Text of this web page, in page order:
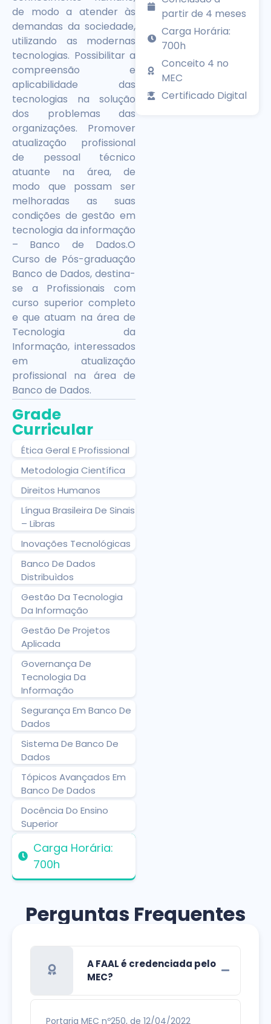
de modo a atender às
demandas da sociedade,
utilizando as modernas
tecnologias. Possibilitar a
compreensão e
aplicabilidade das
tecnologias na solução
dos problemas das
organizações. Promover
atualização profissional
de pessoal técnico
atuante na área, de
modo que possam ser
melhoradas as suas
condições de gestão em
tecnologia da informação
– Banco de Dados.O
Curso de Pós-graduação
Banco de Dados, destina-
se a Profissionais com
curso superior completo
e que atuam na área de
Tecnologia da
Informação, interessados
em atualização
profissional na área de
Banco de Dados.
Grade
Curricular
Ética Geral E Profissional
Metodologia Científica
Direitos Humanos
Língua Brasileira De Sinais
– Libras
Inovações Tecnológicas
Banco De Dados
Distribuìdos
Gestão Da Tecnologia
Da Informação
Gestão De Projetos
Aplicada
Governança De
Tecnologia Da
Informação
Segurança Em Banco De
Dados
Sistema De Banco De
Dados
Tópicos Avançados Em
Banco De Dados
Docência Do Ensino
Superior
Carga Horária:
700h
partir de 4 meses
Carga Horária:
700h
Conceito 4 no
MEC
Certificado Digital
Perguntas Frequentes
A FAAL é credenciada pelo
MEC?
Portaria MEC nº250, de 12/04/2022